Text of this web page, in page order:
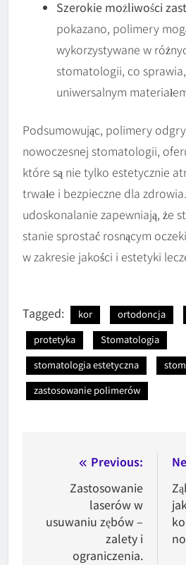
Szerokie możliwości
pokazano, polimery
wykorzystywane w
stomatologii, co
uniwersalnym
Podsumowując, polimery
nowoczesnej stomatologii,
które są nie tylko estetycznie
trwałe i bezpieczne dla
udoskonalanie zapewniają, że
stanie sprostać rosnącym
w zakresie jakości i estetyki
Tagged: kor ortodoncja
protetyka
Stomatologia
stomatologia estetyczna
zastosowanie polimerów
Nawigacja
wpisu
Previous:
Zastosowanie
laserów w
usuwaniu zębów –
zalety i
ograniczenia.